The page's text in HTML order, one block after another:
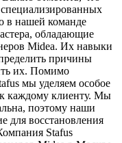
в нашей команде
обладающие
Midea. Их навыки
причины
их. Помимо
мы уделяем особое
каждому клиенту. Мы
поэтому наши
для восстановления
Stafus